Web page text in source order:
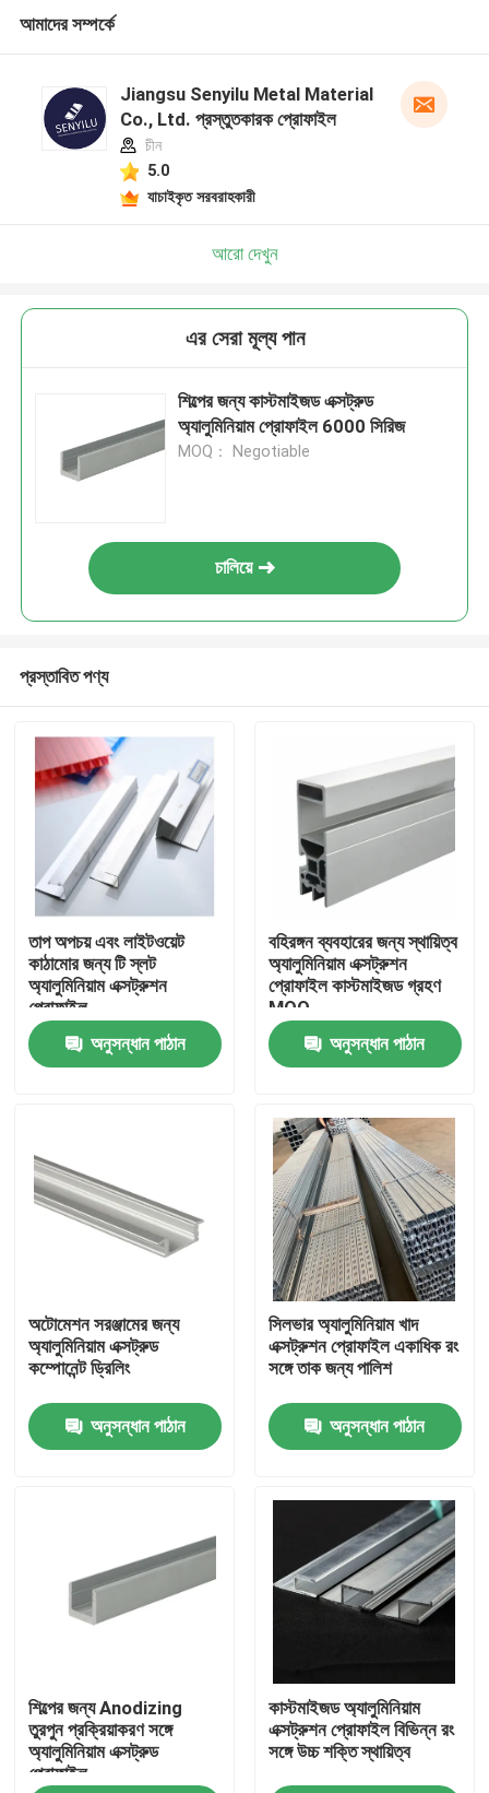
বাড়ি
আমাদের সম্পর্কে
পণ্য
videos
রঙিন প্রলিপ্ত অ্যালুমিনিয়াম কয়েল
অ্যালুমিনিয়াম খাদ শীট
অ্যালুমিনিয়াম গোলাকার পাইপ
আমাদের সম্পর্কে
Jiangsu Senyilu Metal Material
Co., Ltd. প্রস্তুতকারক প্রোফাইল
চীন
5.0
যাচাইকৃত সরবরাহকারী
আরো দেখুন
এর সেরা মূল্য পান
শিল্পের জন্য কাস্টমাইজড এক্সট্রুড
অ্যালুমিনিয়াম প্রোফাইল 6000 সিরিজ
MOQ： Negotiable
চালিয়ে
প্রস্তাবিত পণ্য
তাপ অপচয় এবং লাইটওয়েট
কাঠামোর জন্য টি স্লট
অ্যালুমিনিয়াম এক্সট্রুশন
প্রোফাইল
অনুসন্ধান পাঠান
বহিরঙ্গন ব্যবহারের জন্য স্থায়িত্ব
অ্যালুমিনিয়াম এক্সট্রুশন
প্রোফাইল কাস্টমাইজড গ্রহণ
MOQ
অনুসন্ধান পাঠান
অটোমেশন সরঞ্জামের জন্য
অ্যালুমিনিয়াম এক্সট্রুড
কম্পোনেন্ট ড্রিলিং
অনুসন্ধান পাঠান
সিলভার অ্যালুমিনিয়াম খাদ
এক্সট্রুশন প্রোফাইল একাধিক রং
সঙ্গে তাক জন্য পালিশ
অনুসন্ধান পাঠান
শিল্পের জন্য Anodizing
তুরপুন প্রক্রিয়াকরণ সঙ্গে
অ্যালুমিনিয়াম এক্সট্রুড
প্রোফাইল
কাস্টমাইজড অ্যালুমিনিয়াম
এক্সট্রুশন প্রোফাইল বিভিন্ন রং
সঙ্গে উচ্চ শক্তি স্থায়িত্ব